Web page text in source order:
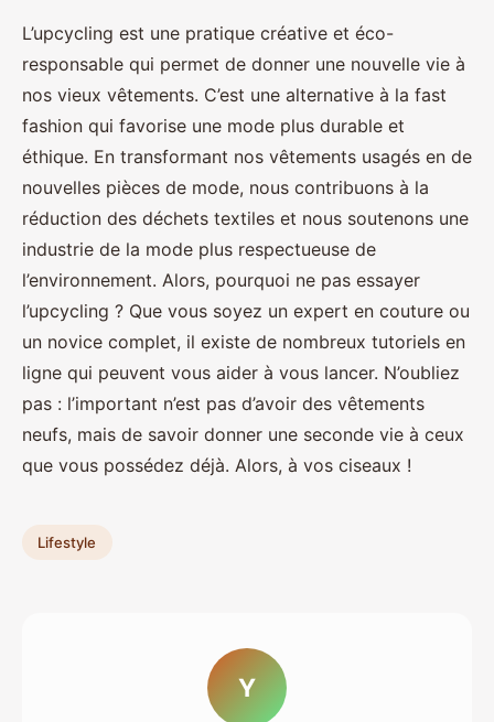
L’upcycling est une pratique créative et éco-
responsable qui permet de donner une nouvelle vie à
nos vieux vêtements. C’est une alternative à la fast
fashion qui favorise une mode plus durable et
éthique. En transformant nos vêtements usagés en de
nouvelles pièces de mode, nous contribuons à la
réduction des déchets textiles et nous soutenons une
industrie de la mode plus respectueuse de
l’environnement. Alors, pourquoi ne pas essayer
l’upcycling ? Que vous soyez un expert en couture ou
un novice complet, il existe de nombreux tutoriels en
ligne qui peuvent vous aider à vous lancer. N’oubliez
pas : l’important n’est pas d’avoir des vêtements
neufs, mais de savoir donner une seconde vie à ceux
que vous possédez déjà. Alors, à vos ciseaux !
Lifestyle
Y